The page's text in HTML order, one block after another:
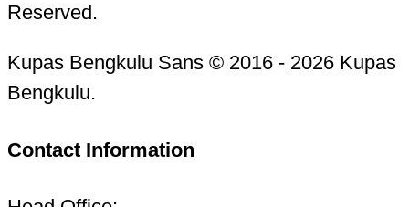
Reserved.
Kupas Bengkulu Sans © 2016 - 2026 Kupas
Bengkulu.
Contact Information